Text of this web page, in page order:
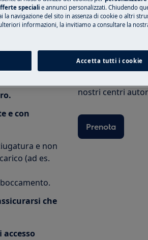
di
a livello su
e con
e non
(ad es.
che
Shop online
Prenota una
Ripara il tuo
nostri centri
Prenota
speciali e annunci personalizzati. Chiudendo
la navigazione del sito in assenza di cookie o altri
informazioni, la invitiamo a consultare la
Accetta tutti i cookie